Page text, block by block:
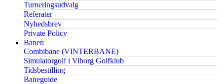
Turneringsudvalg
Referater
Nyhedsbrev
Private Policy
Banen
Combibane (VINTERBANE)
Simulatorgolf i Viborg Golfklub
Tidsbestilling
Baneguide